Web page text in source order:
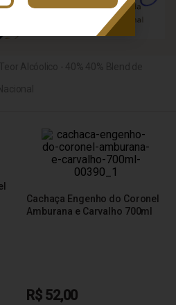
Cachaça Engenho do Coronel
Amburana e Carvalho 700ml
R$ 52,00